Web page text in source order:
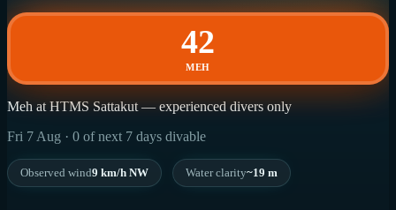
42
MEH
Meh at HTMS Sattakut — experienced divers only
Fri 7 Aug · 0 of next 7 days divable
Observed wind9 km/h NW Water clarity~19 m